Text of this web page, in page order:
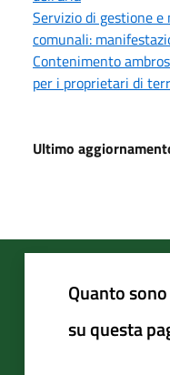
Servizio di gestione
comunali:
Contenimento
per i proprietari di
Ultimo
Quanto
su questa